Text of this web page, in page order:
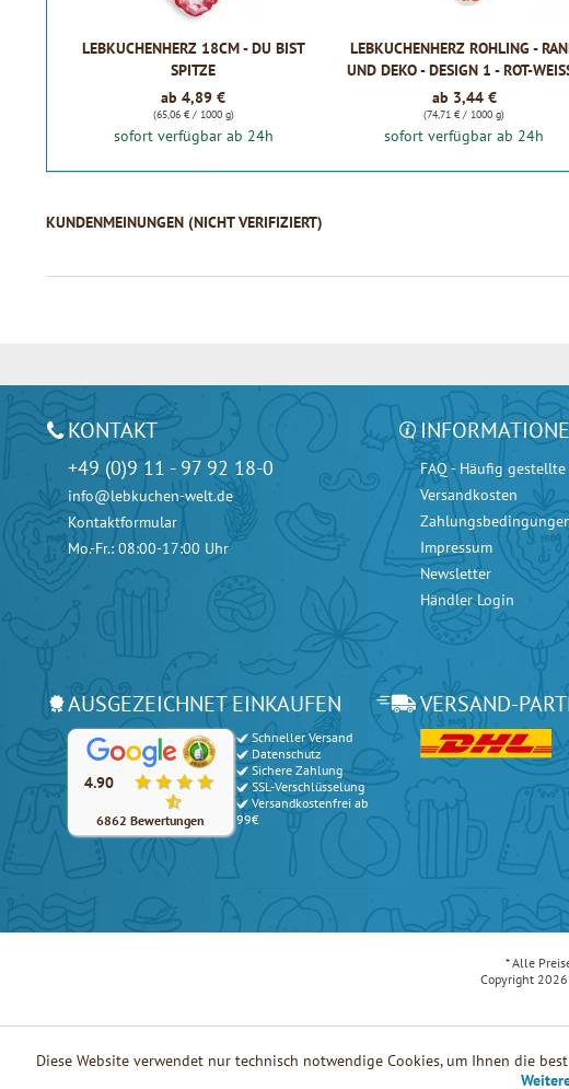
LEBKUCHENHERZ 18CM - DU BIST
SPITZE
ab 4,89 €
(65,06 € / 1000 g)
sofort verfügbar ab 24h
LEBKUCHENHERZ ROHLING -
UND DEKO - DESIGN 1 - ROT-WEISS
2CM
ab 3,44 €
(74,71 € / 1000 g)
sofort verfügbar ab 24h
KUNDENMEINUNGEN (NICHT VERIFIZIERT)
KONTAKT
+49 (0)9 11 - 97 92 18-0
info@lebkuchen-welt.de
Kontaktformular
Mo.-Fr.: 08:00-17:00 Uhr
FAQ - Häufig gestellte
Versandkosten
Impressum
Newsletter
Händler Login
AUSGEZEICHNET EINKAUFEN
Unsere Kunden bewerten unsere Produkte und unseren Service bei
4.90
6862 Bewertungen
Schneller Versand
Datenschutz
Sichere Zahlung
SSL-Verschlüsselung
Versandkostenfrei ab
99€
VERSAND-
* Alle
Copyright 2026
Diese Website verwendet nur technisch notwendige Cookies, um Ihnen die